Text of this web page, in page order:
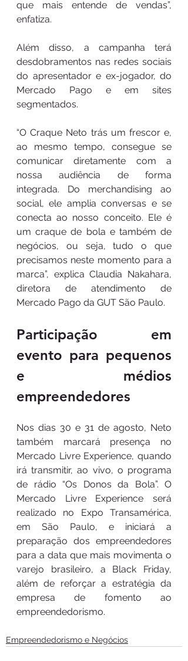
que mais entende de vendas”,
enfatiza.
Além disso, a campanha terá
desdobramentos nas redes sociais
do apresentador e ex-jogador, do
Mercado Pago e em sites
segmentados.
“O Craque Neto trás um frescor e,
ao mesmo tempo, consegue se
comunicar diretamente com a
nossa audiência de forma
integrada. Do merchandising ao
social, ele amplia conversas e se
conecta ao nosso conceito. Ele é
um craque de bola e também de
negócios, ou seja, tudo o que
precisamos neste momento para a
marca”, explica Claudia Nakahara,
diretora de atendimento de
Mercado Pago da GUT São Paulo.
Participação em
evento para pequenos
e médios
empreendedores
Nos dias 30 e 31 de agosto, Neto
também marcará presença no
Mercado Livre Experience, quando
irá transmitir, ao vivo, o programa
de rádio “Os Donos da Bola”. O
Mercado Livre Experience será
realizado no Expo Transamérica,
em São Paulo, e iniciará a
preparação dos empreendedores
para a data que mais movimenta o
varejo brasileiro, a Black Friday,
além de reforçar a estratégia da
empresa de fomento ao
empreendedorismo.
Empreendedorismo e Negócios